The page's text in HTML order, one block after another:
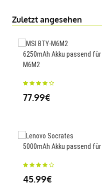
Zuletzt angesehen
6250mAh Akku passend für
M6M2
77.99€
5000mAh Akku passend
45.99€